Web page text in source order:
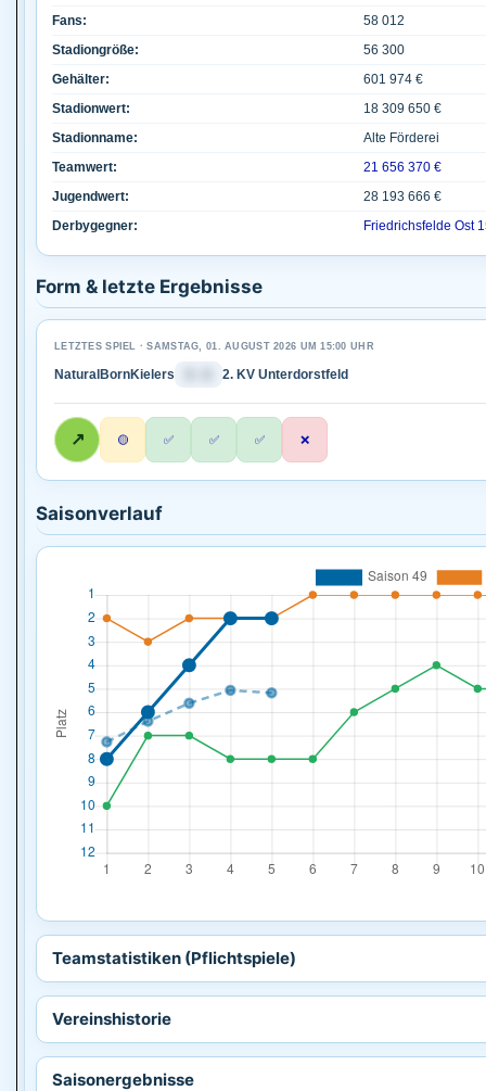
Fans:
58 012
Stadiongröße:
56 300
Gehälter:
601 974 €
Stadionwert:
18 309 650 €
Stadionname:
Alte Förderei
Teamwert:
21 656 370 €
Jugendwert:
28 193 666 €
Derbygegner:
Friedrichsfelde Ost
Form & letzte Ergebnisse
LETZTES SPIEL · SAMSTAG, 01. AUGUST 2026 UM 15:00 UHR
NaturalBornKielers 2. KV Unterdorstfeld
↗ 🟡 ✅ ✅ ✅ ❌
Saisonverlauf
Teamstatistiken (Pflichtspiele)
Vereinshistorie
Saisonergebnisse